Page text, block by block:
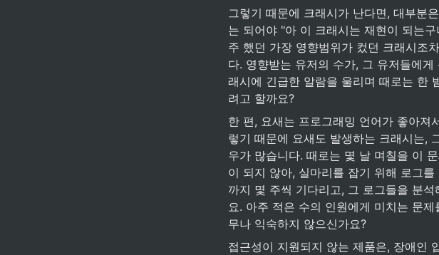
그렇기 때문에 크래시가 난다면, 대부분
는 되어야 "아 이 크래시는 재현이 되는
주 했던 가장 영향범위가 컸던 크래시조
다. 영향받는 유저의 수가, 그 유저들에
래시에 긴급한 알람을 울리며 때로는 한
려고 할까요?
한 편, 요새는 프로그래밍 언어가 좋아져
렇기 때문에 요새도 발생하는 크래시는,
우가 많습니다. 때로는 몇 날 며칠을 이
이 되지 않아, 실마리를 잡기 위해 로그
까지 몇 주씩 기다리고, 그 로그들을 분
요. 아주 적은 수의 인원에게 미치는 문
무나 익숙하지 않으신가요?
접근성이 지원되지 않는 제품은, 장애인